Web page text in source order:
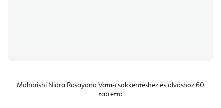
Maharishi Nidra Rasayana Vata-csökkentéshez és alváshoz 60
tabletta